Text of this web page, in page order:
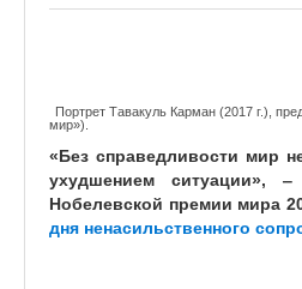
Портрет Тавакуль Карман (2017 г.),
мир»).
«Без справедливости мир
ухудшением ситуации», ‒
Нобелевской премии мира
дня ненасильственного